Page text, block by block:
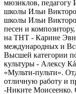
мюзиклов, педагогу
школы Ильи
школы Ильи
песен и
на ТНТ - Карине
международных и
Высшей категории
культуры - Алексу
«Мульти-пульти».
отличную работу и
-Никите Моисеенко.